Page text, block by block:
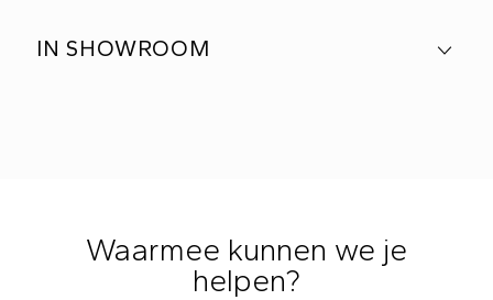
IN SHOWROOM
Waarmee kunnen we je
helpen?